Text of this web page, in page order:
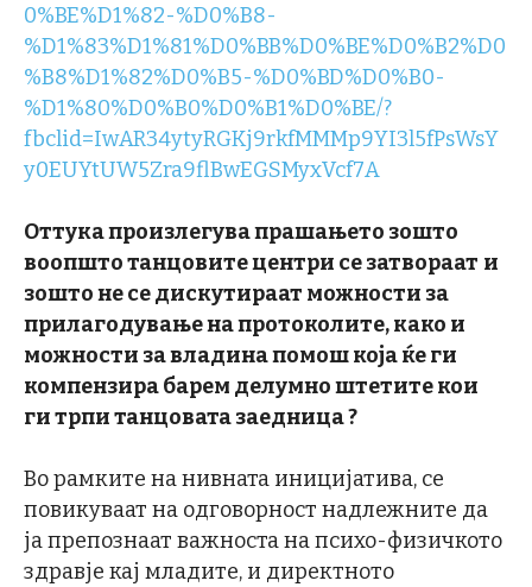
0%BE%D1%82-%D0%B8-
%D1%83%D1%81%D0%BB%D0%BE%D0%B2%D0
%B8%D1%82%D0%B5-%D0%BD%D0%B0-
%D1%80%D0%B0%D0%B1%D0%BE/?
fbclid=IwAR34ytyRGKj9rkfMMMp9YI3l5fPsWsY
y0EUYtUW5Zra9flBwEGSMyxVcf7A
Оттука произлегува прашањето зошто
воопшто танцовите центри се затвораат и
зошто не се дискутираат можности за
прилагодување на протоколите, како и
можности за владина помош која ќе ги
компензира барем делумно штетите кои
ги трпи танцовата заедница?
Во рамките на нивната иницијатива, се
повикуваат на одговорност надлежните да
ја препознаат важноста на психо-физичкото
здравје кај младите, и директното